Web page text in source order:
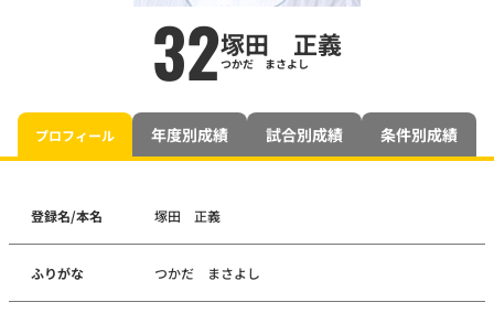
32塚田 正義
つかだ まさよし
プロフィール 年度別成績 試合別成績 条件別成績
登録名/本名 塚田 正義
ふりがな つかだ まさよし